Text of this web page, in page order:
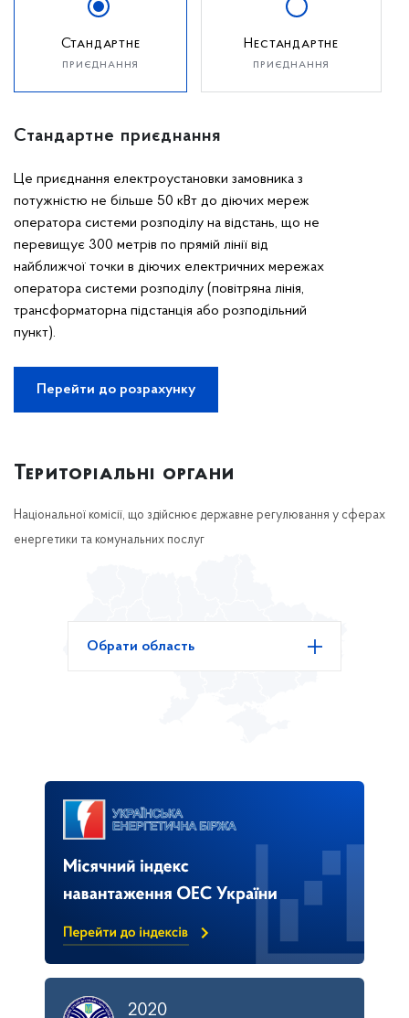
Стандартне
приєднання
Нестандартне
приєднання
Стандартне приєднання
Це приєднання електроустановки замовника з
потужністю не більше 50 кВт до діючих мереж
оператора системи розподілу на відстань, що не
перевищує 300 метрів по прямій лінії від
найближчої точки в діючих електричних мережах
оператора системи розподілу (повітряна лінія,
трансформаторна підстанція або розподільний
пункт).
Перейти до розрахунку
Територіальні органи
Національної комісії, що здійснює державне регулювання у сферах
енергетики та комунальних послуг
Обрати область